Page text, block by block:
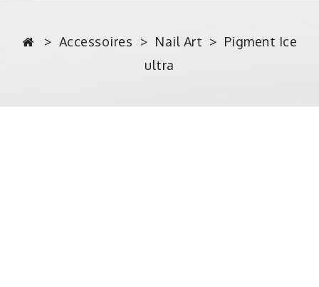
Accessoires Nail Art
Pigment Ice
ultra